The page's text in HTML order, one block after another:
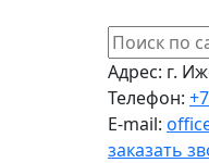
Адрес: г.
Телефон:
E-mail:
заказать